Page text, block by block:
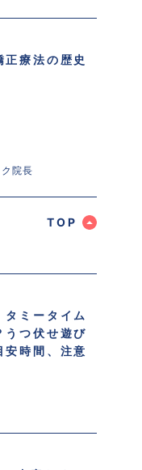
正療法の歴史
院長
TOP
タミータイム
うつ伏せ遊び
安時間、注意